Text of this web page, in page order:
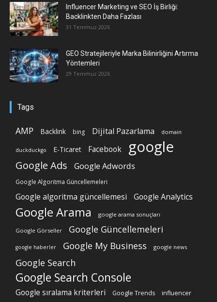
Influencer Marketing ve SEO İş Birliği:
Backlinkten Daha Fazlası
31 Temmuz 2026
GEO Stratejileriyle Marka Bilinirliğini Artırma
Yöntemleri
29 Temmuz 2026
Tags
AMP Backlink bing Dijital Pazarlama domain
duckduckgo E-Ticaret Facebook google
Google Ads Google Adwords
Google Algoritma Güncellemeleri
Google algoritma güncellemesi Google Analytics
Google Arama google arama sonuçları
Google Görseller Google Güncellemeleri
google haberler Google My Business google news
Google Search
Google Search Console
Google sıralama kriterleri Google Trends influencer